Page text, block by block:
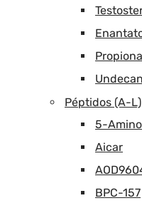
Péptidos (A-L)
5-Amino
Aicar
BPC-157